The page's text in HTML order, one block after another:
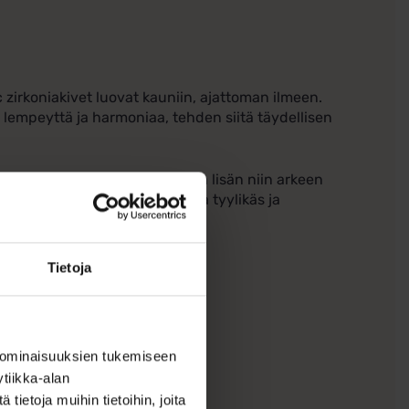
Tietoja
tukemiseen
alan
tietoja muihin tietoihin, joita
luovat kauniin, ajattoman ilmeen.
ja harmoniaa, tehden siitä täydellisen
tekee siitä hienostuneen lisän niin arkeen
– juuri oikealla tavalla tyylikäs ja